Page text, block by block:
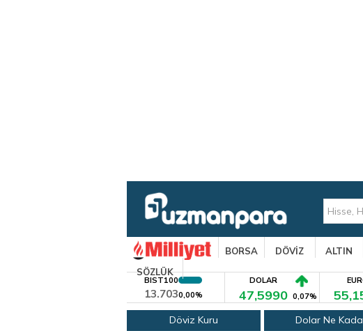
BORSA DÖVİZ ALTIN
SÖZLÜK
BIST100
13.7030,00%
DOLAR
47,5990 0,07%
Döviz Kuru Dolar Ne